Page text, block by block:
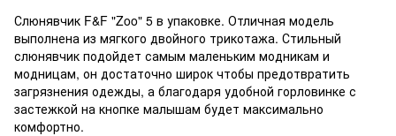
Слюнявчик F&F "Zoo" 5 в упаковке. Отличная модель
выполнена из мягкого двойного трикотажа. Стильный
слюнявчик подойдет самым маленьким модникам и
модницам, он достаточно широк чтобы предотвратить
загрязнения одежды, а благодаря удобной горловинке с
застежкой на кнопке малышам будет максимально
комфортно.